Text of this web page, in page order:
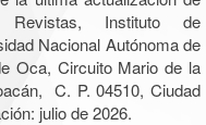
Instituto de
Nacional Autónoma de
Oca, Circuito Mario de la
C. P. 04510, Ciudad
julio de 2026.